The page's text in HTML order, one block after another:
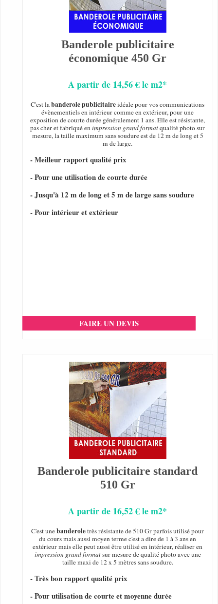
Banderole publicitaire
économique 450 Gr
A partir de 14,56 € le m2*
C'est labanderole publicitaireidéale pour vos communications
évènementiels en intérieur comme en extérieur, pour une
exposition de courte durée généralement 1 ans. Elle est résistante,
pas cher et fabriqué enimpression grand formatqualité photo sur
mesure, la taille maximum sans soudure est de 12 m de long et 5
m de large.
- Meilleur rapport qualité prix
- Pour une utilisation de courte durée
- Jusqu'à 12 m de long et 5 m de large sans soudure
- Pour intérieur et extérieur
FAIRE UN DEVIS
Banderole publicitaire standard
510 Gr
A partir de 16,52 € le m2*
C'est unebanderoletrès résistante de 510 Gr parfois utilisé pour
du cours mais aussi moyen terme c'est a dire de 1 à 3 ans en
extérieur mais elle peut aussi être utilisé en intérieur, réaliser en
impression grand formatsur mesure de qualité photo avec une
taille maxi de 12 x 5 mètres sans soudure.
- Très bon rapport qualité prix
- Pour utilisation de courte et moyenne durée